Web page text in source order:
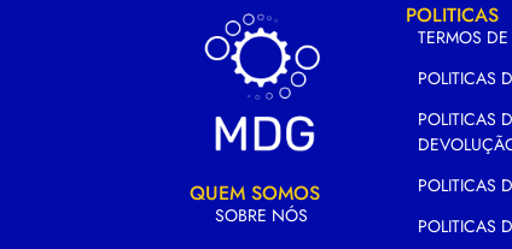
QUEM SOMOS
SOBRE NÓS
POLITICAS
TERMOS
POLITICAS
POLITICAS
POLITICAS
POLITICAS